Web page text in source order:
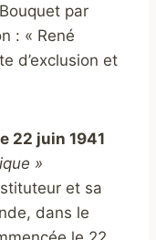
par
: « René
d’exclusion et
22 juin 1941
»
et sa
dans le